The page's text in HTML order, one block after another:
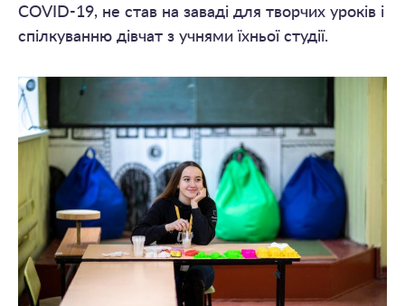
СOVID-19, не став на заваді для творчих уроків і
спілкуванню дівчат з учнями їхньої студії.